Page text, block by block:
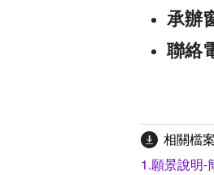
承辦
聯絡
相關檔案
1.願景說明-